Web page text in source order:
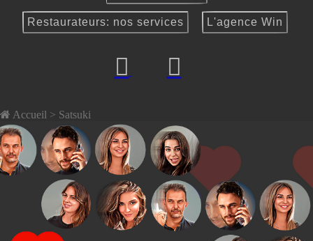
Restaurateurs: nos services L'agence Win
Accueil > Satsuki